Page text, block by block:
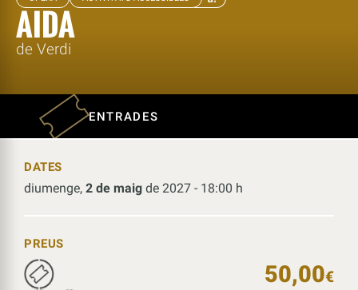
AIDA
de Verdi
ENTRADES
DATES
diumenge, 2 de maig de 2027 - 18:00 h
PREUS
50,00€